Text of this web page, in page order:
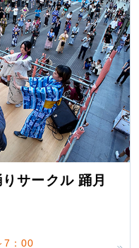
サークル 踊月
7：00